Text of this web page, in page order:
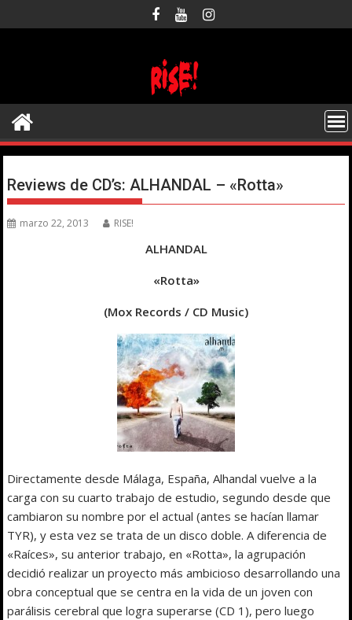
al
Reviews de CD’s: ALHANDAL – «Rotta»
marzo 22, 2013 RISE!
ALHANDAL
«Rotta»
(Mox Records / CD Music)
Directamente desde Málaga, España, Alhandal vuelve a la
carga con su cuarto trabajo de estudio, segundo desde que
cambiaron su nombre por el actual (antes se hacían llamar
TYR), y esta vez se trata de un disco doble. A diferencia de
«Raíces», su anterior trabajo, en «Rotta», la agrupación
decidió realizar un proyecto más ambicioso desarrollando una
obra conceptual que se centra en la vida de un joven con
parálisis cerebral que logra superarse (CD 1), pero luego